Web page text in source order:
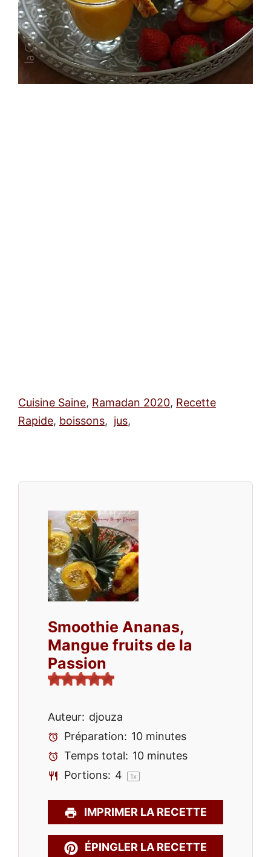
Cuisine Saine, Ramadan 2020, Recette
Rapide, boissons, jus,
Smoothie Ananas,
Mangue fruits de la
Passion
Auteur: djouza
Préparation: 10 minutes
Temps total: 10 minutes
Portions: 4 1x
IMPRIMER LA RECETTE
ÉPINGLER LA RECETTE